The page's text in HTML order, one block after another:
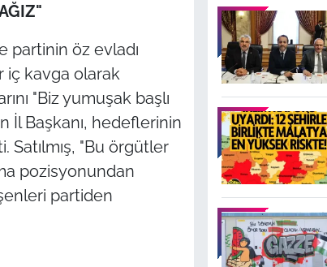
partinin öz evladı
iç kavga olarak
"Biz yumuşak başlı
İl Başkanı, hedeflerinin
"Bu örgütler
pozisyonundan
partiden